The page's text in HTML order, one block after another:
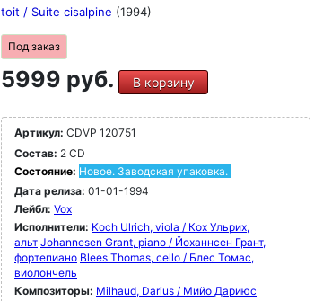
toit / Suite cisalpine (1994)
Под заказ
5999 руб. В корзину
Артикул: CDVP 120751
Состав: 2 CD
Состояние: Новое. Заводская упаковка.
Дата релиза: 01-01-1994
Лейбл: Vox
Исполнители: Koch Ulrich, viola / Кох Ульрих,
альт Johannesen Grant, piano / Йоханнсен Грант,
фортепиано Blees Thomas, cello / Блес Томас,
виолончель
Композиторы: Milhaud, Darius / Мийо Дариюс